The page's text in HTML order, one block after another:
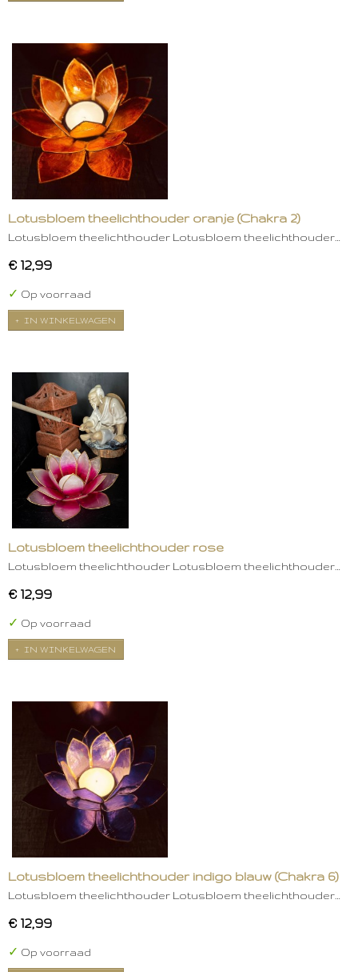
Lotusbloem theelichthouder oranje (Chakra 2)
Lotusbloem theelichthouder Lotusbloem theelichthouder…
€ 12,99
✓ Op voorraad
IN WINKELWAGEN
Lotusbloem theelichthouder rose
Lotusbloem theelichthouder Lotusbloem theelichthouder…
€ 12,99
✓ Op voorraad
IN WINKELWAGEN
Lotusbloem theelichthouder indigo blauw (Chakra 6)
Lotusbloem theelichthouder Lotusbloem theelichthouder…
€ 12,99
✓ Op voorraad